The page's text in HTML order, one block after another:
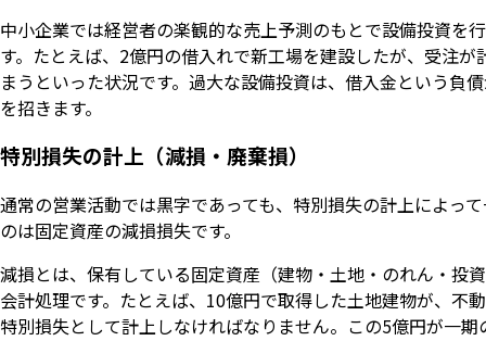
中小企業では経営者の楽観的な売上予測のもとで設備投資を
す。たとえば、2億円の借入れで新工場を建設したが、受注
まうといった状況です。過大な設備投資は、借入金という負
を招きます。
特別損失の計上（減損・廃棄損）
通常の営業活動では黒字であっても、特別損失の計上によっ
のは固定資産の減損損失です。
減損とは、保有している固定資産（建物・土地・のれん・投
会計処理です。たとえば、10億円で取得した土地建物が、
特別損失として計上しなければなりません。この5億円が一